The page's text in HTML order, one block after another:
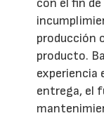
con el fin
producción
producto.
experiencia
entrega, el